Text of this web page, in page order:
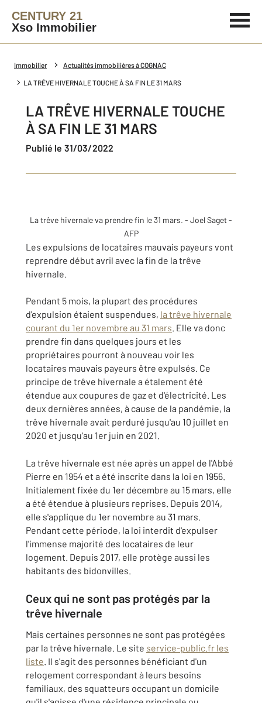
CENTURY 21
Xso Immobilier
Immobilier Actualités immobilières à COGNAC
LA TRÊVE HIVERNALE TOUCHE À SA FIN LE 31 MARS
LA TRÊVE HIVERNALE TOUCHE
À SA FIN LE 31 MARS
Publié le 31/03/2022
La trêve hivernale va prendre fin le 31 mars. - Joel Saget -
AFP
Les expulsions de locataires mauvais payeurs vont
reprendre début avril avec la fin de la trêve
hivernale.
Pendant 5 mois, la plupart des procédures
d'expulsion étaient suspendues, la trêve hivernale
courant du 1er novembre au 31 mars. Elle va donc
prendre fin dans quelques jours et les
propriétaires pourront à nouveau voir les
locataires mauvais payeurs être expulsés. Ce
principe de trêve hivernale a étalement été
étendue aux coupures de gaz et d'électricité. Les
deux dernières années, à cause de la pandémie, la
trêve hivernale avait perduré jusqu'au 10 juillet en
2020 et jusqu'au 1er juin en 2021.
La trêve hivernale est née après un appel de l'Abbé
Pierre en 1954 et a été inscrite dans la loi en 1956.
Initialement fixée du 1er décembre au 15 mars, elle
a été étendue à plusieurs reprises. Depuis 2014,
elle s'applique du 1er novembre au 31 mars.
Pendant cette période, la loi interdit d'expulser
l'immense majorité des locataires de leur
logement. Depuis 2017, elle protège aussi les
habitants des bidonvilles.
Ceux qui ne sont pas protégés par la
trêve hivernale
Mais certaines personnes ne sont pas protégées
par la trêve hivernale. Le site service-public.fr les
liste. Il s'agit des personnes bénéficiant d'un
relogement correspondant à leurs besoins
familiaux, des squatteurs occupant un domicile